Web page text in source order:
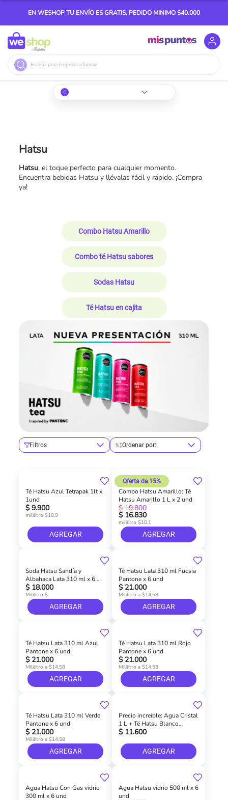
EN WESHOP TU ENVÍO ES GRATIS, PEDIDO MINIMO $40.000
Buscar
Hatsu
Hatsu, el toque perfecto para cualquier momento.
Encuentra bebidas Hatsu y llévalas fácil y rápido. ¡Compra
ya!
Combo Hatsu Amarillo
Combo té Hatsu sabores
Sodas Hatsu
Té Hatsu en cajita
Filtros Ordenar por:
Té Hatsu Azul Tetrapak 1lt x
1und
$ 9.900
mililitro $10,9
AGREGAR
Combo Hatsu Amarillo: Té
Hatsu Amarillo 1 L x 2 und
$ 16.830
$ 19.800
Oferta de 15%
mililitro $10,1
AGREGAR
Soda Hatsu Sandía y
Albahaca Lata 310 ml x 6
und
$ 18.000
Mililitro $
AGREGAR
Té Hatsu Lata 310 ml Fucsia
Pantone x 6 und
$ 21.000
Mililitro a $14,58
AGREGAR
Té Hatsu Lata 310 ml Azul
Pantone x 6 und
$ 21.000
Mililitro a $14,58
AGREGAR
Té Hatsu Lata 310 ml Rojo
Pantone x 6 und
$ 21.000
Mililitro a $14,58
AGREGAR
Té Hatsu Lata 310 ml Verde
Pantone x 6 und
$ 21.000
Mililitro a $14,58
AGREGAR
Precio increíble: Agua Cristal
1 L + Té Hatsu Blanco
Tetrapak 1 L
$ 11.600
AGREGAR
Agua Hatsu Con Gas vidrio
300 ml x 6 und
Agua Hatsu vidrio 500 ml x 6
und